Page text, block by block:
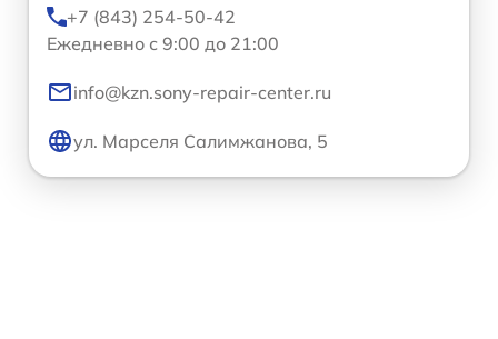
+7 (843) 254-50-42
Ежедневно с 9:00 до 21:00
info@kzn.sony-repair-center.ru
ул. Марселя Салимжанова, 5